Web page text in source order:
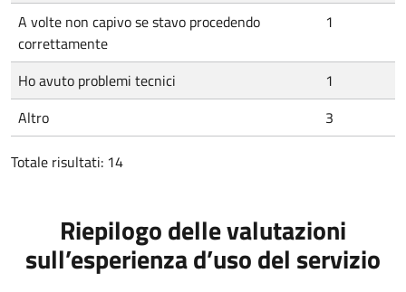
A volte non capivo se stavo procedendo
correttamente
1
Ho avuto problemi tecnici
1
Altro
3
Totale risultati: 14
Riepilogo delle valutazioni
sull’esperienza d’uso del servizio